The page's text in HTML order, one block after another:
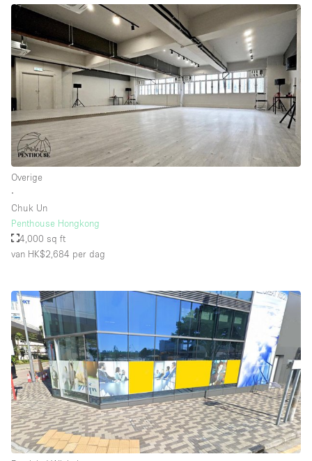
Terras
Boven
Overig
Overige
∙
Chuk Un
Penthouse Hongkong
4,000 sq ft
van HK$2,684 per dag